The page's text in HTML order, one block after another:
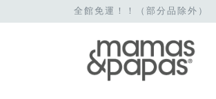
全館免運！！（部分品除外）